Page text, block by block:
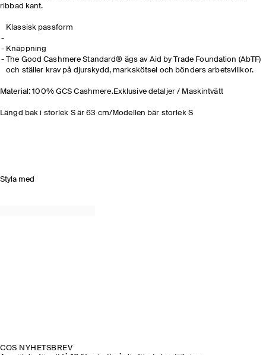
ribbad kant.
Klassisk passform
Knäppning
The Good Cashmere Standard® ägs av Aid by Trade Foundation (AbTF)
och ställer krav på djurskydd, markskötsel och bönders arbetsvillkor.
Material: 100% GCS Cashmere.Exklusive detaljer / Maskintvätt
Längd bak i storlek S är 63 cm/Modellen bär storlek S
Styla med
COS NYHETSBREV